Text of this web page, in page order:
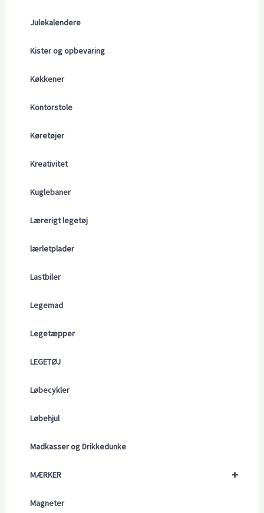
Julekalendere
Kister og opbevaring
Køkkener
Kontorstole
Køretøjer
Kreativitet
Kuglebaner
Lærerigt legetøj
lærletplader
Lastbiler
Legemad
Legetæpper
LEGETØJ
Løbecykler
Løbehjul
Madkasser og Drikkedunke
+
MÆRKER
Magneter